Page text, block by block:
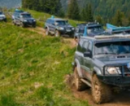
"Джипинг
формировались
забили тревогу
В высокогорье
луга – редкие
формировались на